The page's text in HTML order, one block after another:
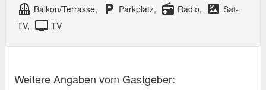
balcony Balkon/Terrasse, local_parking Parkplatz, radio Radio, satellite Sat-
TV, tv TV
Weitere Angaben vom Gastgeber: